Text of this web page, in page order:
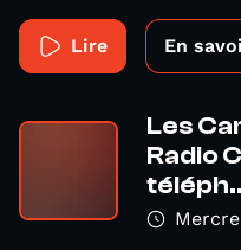
Lire En
Les
Radio